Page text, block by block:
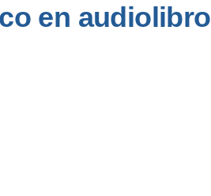
en audiolibro